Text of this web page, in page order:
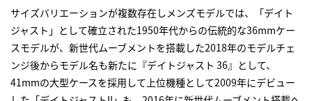
サイズバリエーションが複数存在しメンズモデルでは、「デイト
ジャスト」として確立された1950年代からの伝統的な36mmケー
スモデルが、新世代ムーブメントを搭載した2018年のモデルチェ
ンジ後からモデル名も新たに『デイトジャスト 36』として、
41mmの大型ケースを採用して上位機種として2009年にデビュー